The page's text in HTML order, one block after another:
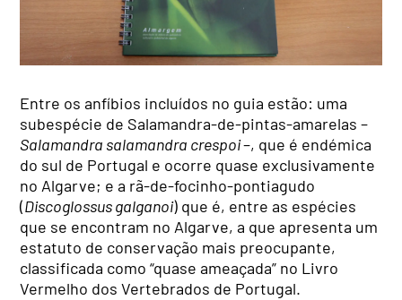
Entre os anfíbios incluídos no guia estão: uma
subespécie de Salamandra-de-pintas-amarelas –
Salamandra salamandra crespoi–, que é endémica
do sul de Portugal e ocorre quase exclusivamente
no Algarve; e a rã-de-focinho-pontiagudo
(Discoglossus galganoi) que é, entre as espécies
que se encontram no Algarve, a que apresenta um
estatuto de conservação mais preocupante,
classificada como “quase ameaçada” no Livro
Vermelho dos Vertebrados de Portugal.